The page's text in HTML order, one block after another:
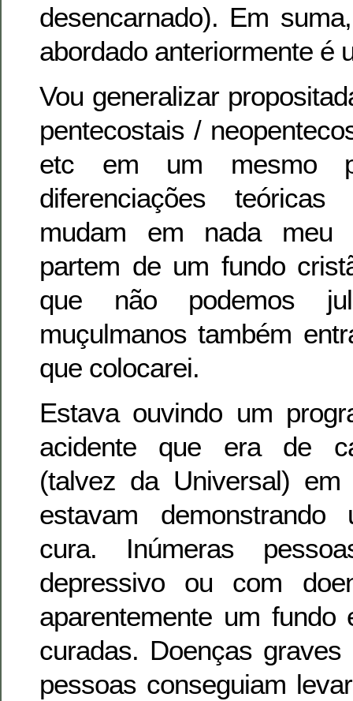
desencarnado). Em
abordado anteriormente é
Vou generalizar
pentecostais /
etc em um mesmo
diferenciações
mudam em nada meu
partem de um fundo
que não podemos
muçulmanos também
que colocarei.
Estava ouvindo um
acidente que era de
(talvez da Universal) em
estavam
cura. Inúmeras
depressivo ou com
aparentemente um fundo
curadas. Doenças
pessoas conseguiam